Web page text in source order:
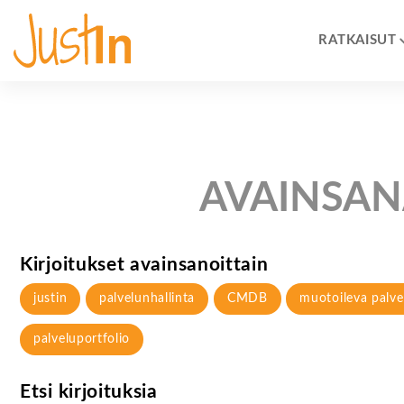
RATKAISUT
Kirjoitukset avainsanoittain
justin palvelunhallinta CMDB muotoileva
palveluportfolio
Etsi kirjoituksia